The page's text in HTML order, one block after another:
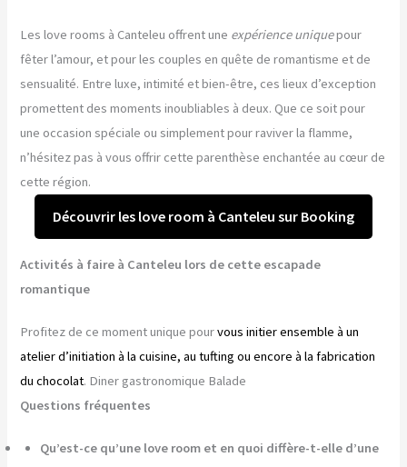
Les love rooms à Canteleu offrent une expérience uniquepour
fêter l’amour, et pour les couples en quête de romantisme et de
sensualité. Entre luxe, intimité et bien-être, ces lieux d’exception
promettent des moments inoubliables à deux. Que ce soit pour
une occasion spéciale ou simplement pour raviver la flamme,
n’hésitez pas à vous offrir cette parenthèse enchantée au cœur de
cette région.
Découvrir les love room à Canteleu sur Booking
Activités à faire à Canteleu lors de cette escapade
romantique
Profitez de ce moment unique pourvous initier ensemble à un
atelier d’initiation à la cuisine, au tufting ou encore à la fabrication
du chocolat. Diner gastronomique Balade
Questions fréquentes
Qu’est-ce qu’une love room et en quoi diffère-t-elle d’une